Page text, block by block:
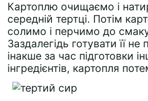
Картоплю очищаємо і
середній тертці. Потім
солимо і перчимо до
Заздалегідь готувати її не
інакше за час підготовки
інгредієнтів, картопля